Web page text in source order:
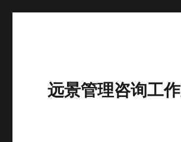
远景管理咨询工